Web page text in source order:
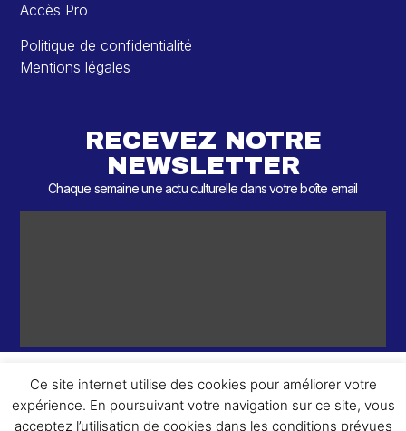
Accès Pro
Politique de confidentialité
Mentions légales
RECEVEZ NOTRE
NEWSLETTER
Chaque semaine une actu culturelle dans votre boîte email
© 2026 – 2 ème Round – Tous droits réservés.
Ce site internet utilise des cookies pour améliorer votre
expérience. En poursuivant votre navigation sur ce site, vous
acceptez l’utilisation de cookies dans les conditions prévues